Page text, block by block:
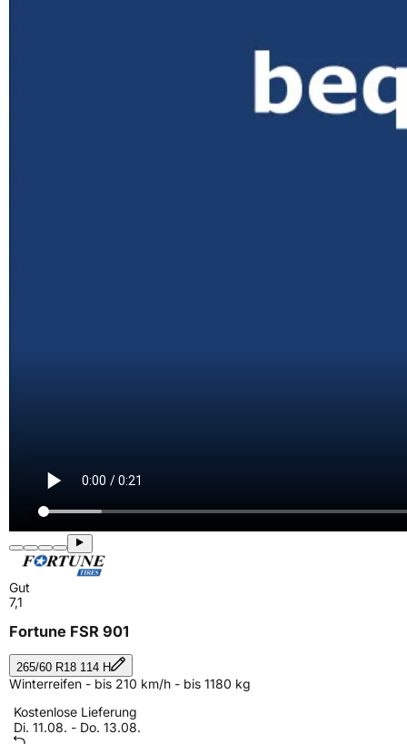
Gut
7,1
Fortune FSR 901
265/60 R18 114 H
Winterreifen - bis 210 km/h - bis 1180 kg
Kostenlose Lieferung
Di. 11.08. - Do. 13.08.